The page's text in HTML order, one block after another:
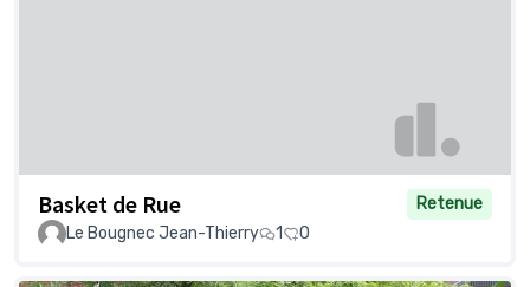
Basket de Rue
Retenue
Le Bougnec Jean-Thierry
1 0